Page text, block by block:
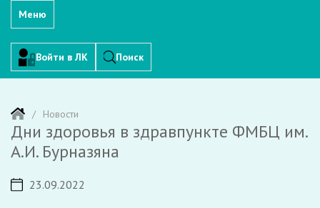
Меню
Войти в ЛК Поиск
Новости
Дни здоровья в здравпункте ФМБЦ им.
А.И. Бурназяна
23.09.2022